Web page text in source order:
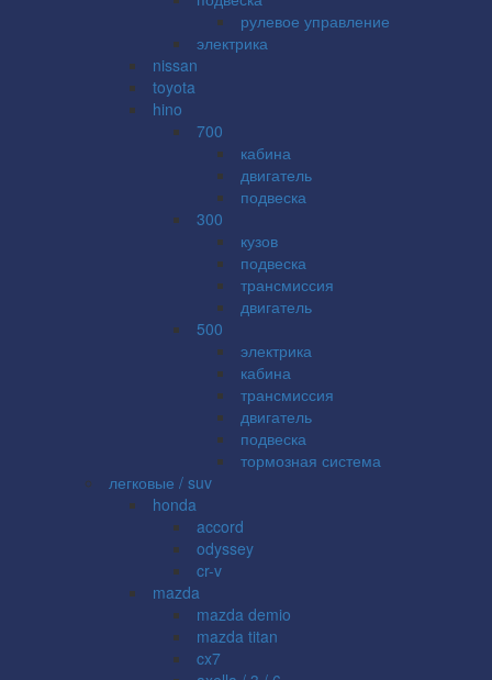
рулевое управление
электрика
nissan
toyota
hino
700
кабина
двигатель
подвеска
300
кузов
подвеска
трансмиссия
двигатель
500
электрика
кабина
трансмиссия
двигатель
подвеска
тормозная система
легковые / suv
honda
accord
odyssey
cr-v
mazda
mazda demio
mazda titan
cx7